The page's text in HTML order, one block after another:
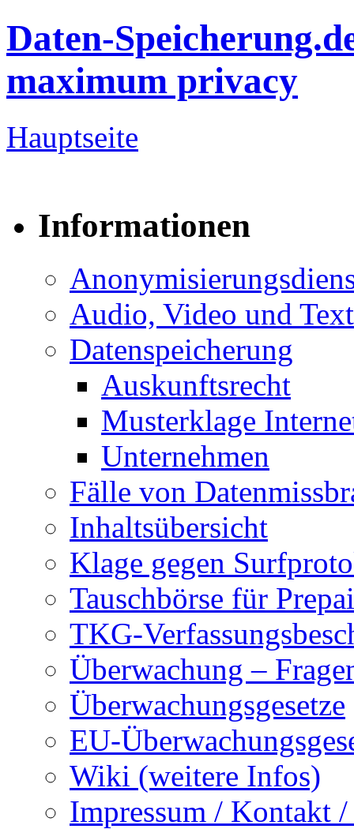
Daten-
maximum privacy
Hauptseite
Informationen
Audio, Video und Text
Datenspeicherung
Auskunftsrecht
Musterklage
Unternehmen
Fälle von
Inhaltsübersicht
Klage gegen
Tauschbörse für
TKG-
Überwachung –
Überwachungsgesetze
EU-
Wiki (weitere Infos)
Impressum / Kontakt